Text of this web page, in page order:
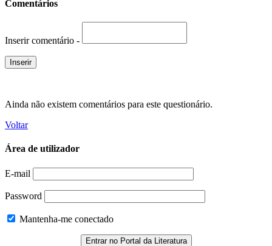
Comentários
Inserir comentário -
Ainda não existem comentários para este questionário.
Voltar
Área de utilizador
E-mail
Password
Mantenha-me conectado